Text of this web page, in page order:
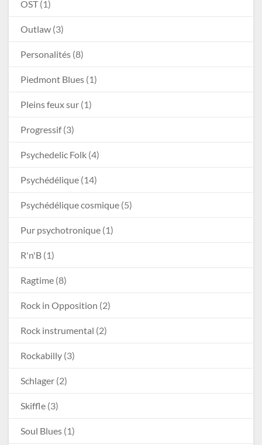
OST(1)
Outlaw (3)
Personalités (8)
Piedmont Blues (1)
Pleins feux sur (1)
Progressif(3)
Psychedelic Folk (4)
Psychédélique (14)
Psychédélique cosmique (5)
Pur psychotronique (1)
R'n'B (1)
Ragtime (8)
Rock in Opposition (2)
Rock instrumental (2)
Rockabilly (3)
Schlager (2)
Skiffle (3)
Soul Blues (1)